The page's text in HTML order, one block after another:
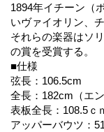
1894年イチーン（
いヴァイオリン、
それらの楽器はソ
の賞を受賞する。
■仕様
弦長：106.5cm
全長：182cm（エ
表板全長：108.5ｃ
アッパーバウツ：